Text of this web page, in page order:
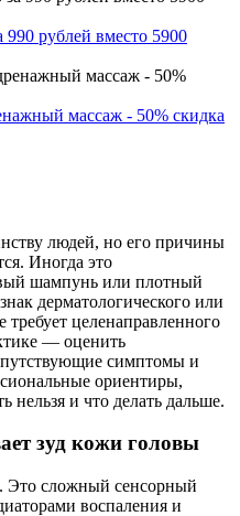
рублей вместо 5900
массаж - 50% скидка
людей, но его причины
Иногда это
шампунь или плотный
дерматологического или
требует целенаправленного
— оценить
симптомы и
ориентиры,
нельзя и что делать дальше.
зуд кожи головы
Это сложный сенсорный
воспаления и